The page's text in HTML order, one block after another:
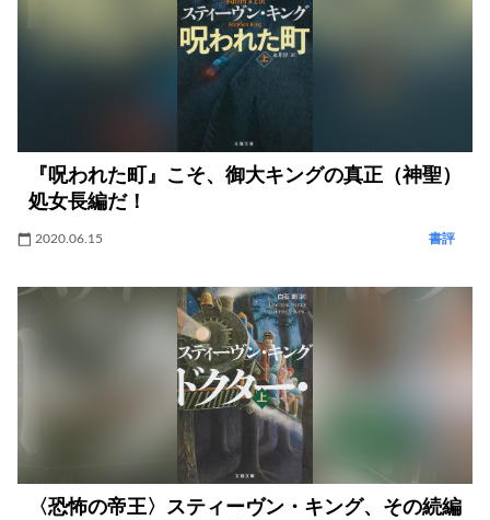
『呪われた町』こそ、御大キングの真正（神聖）
処女長編だ！
2020.06.15 書評
〈恐怖の帝王〉スティーヴン・キング、その続編